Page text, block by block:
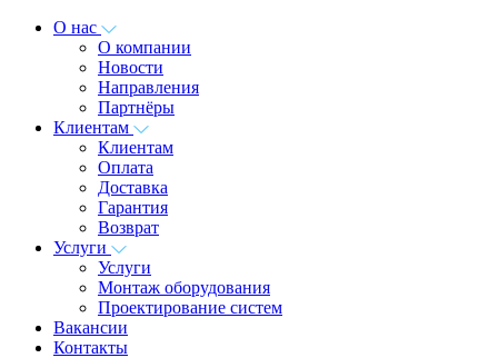
О нас
О компании
Новости
Направления
Партнёры
Клиентам
Клиентам
Оплата
Доставка
Гарантия
Возврат
Услуги
Услуги
Монтаж оборудования
Проектирование систем
Вакансии
Контакты